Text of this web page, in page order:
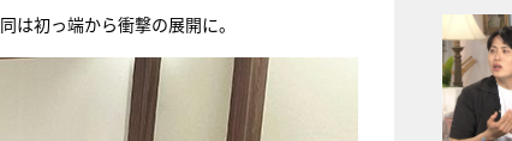
初っ端から衝撃の展開に。